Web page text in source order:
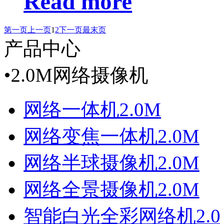
第一页 上一页1 2下一页最末页
产品中心
•2.0M网络摄像机
网络一体机2.0M
网络变焦一体机2.0M
网络半球摄像机2.0M
网络全景摄像机2.0M
智能白光全彩网络机